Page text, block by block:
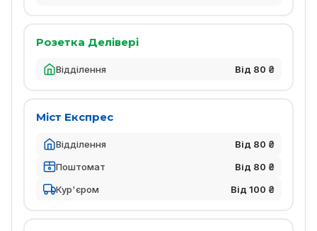
Розетка Делівері
Відділення Від 80 ₴
Міст Експрес
Відділення
Від 80 ₴
Поштомат
Від 80 ₴
Кур'єром
Від 100 ₴